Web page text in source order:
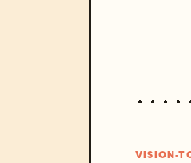
VISION-